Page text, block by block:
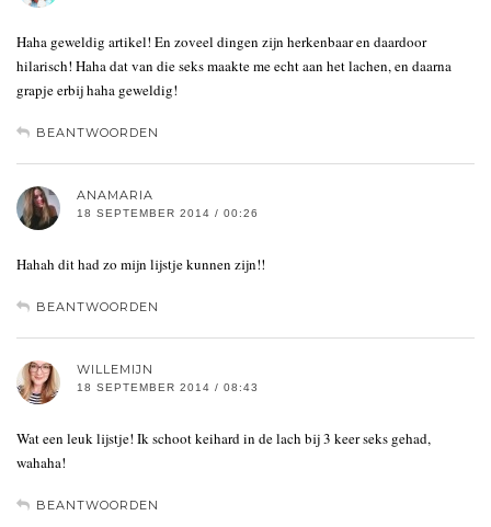
Haha geweldig artikel! En zoveel dingen zijn herkenbaar en daardoor
hilarisch! Haha dat van die seks maakte me echt aan het lachen, en daarna
grapje erbij haha geweldig!
BEANTWOORDEN
ANAMARIA
18 SEPTEMBER 2014 / 00:26
Hahah dit had zo mijn lijstje kunnen zijn!!
BEANTWOORDEN
WILLEMIJN
18 SEPTEMBER 2014 / 08:43
Wat een leuk lijstje! Ik schoot keihard in de lach bij 3 keer seks gehad,
wahaha!
BEANTWOORDEN